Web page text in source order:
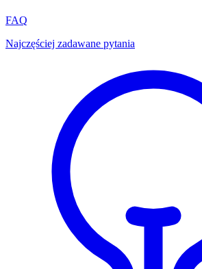
FAQ
Najczęściej zadawane pytania